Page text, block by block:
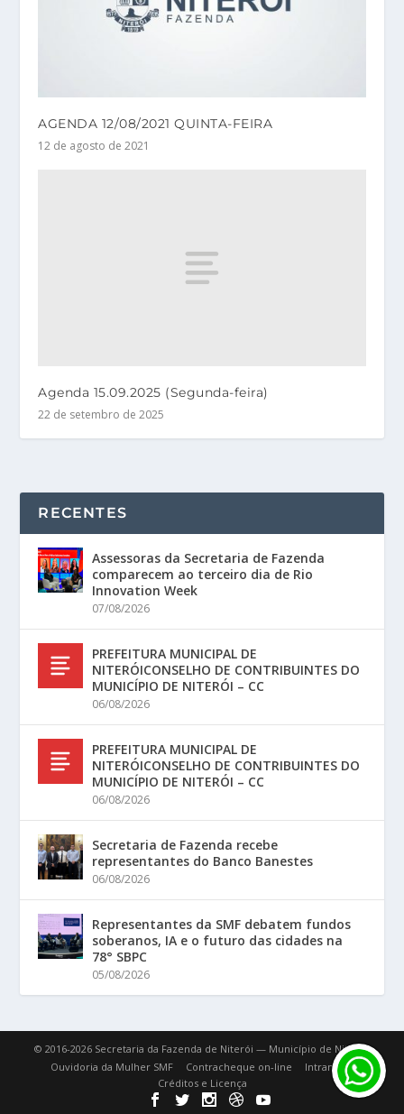
AGENDA 12/08/2021 QUINTA-FEIRA
12 de agosto de 2021
Agenda 15.09.2025 (Segunda-feira)
22 de setembro de 2025
RECENTES
Assessoras da Secretaria de Fazenda
comparecem ao terceiro dia de Rio
Innovation Week
07/08/2026
PREFEITURA MUNICIPAL DE
NITERÓICONSELHO DE CONTRIBUINTES DO
MUNICÍPIO DE NITERÓI – CC
06/08/2026
PREFEITURA MUNICIPAL DE
NITERÓICONSELHO DE CONTRIBUINTES DO
MUNICÍPIO DE NITERÓI – CC
06/08/2026
Secretaria de Fazenda recebe
representantes do Banco Banestes
06/08/2026
Representantes da SMF debatem fundos
soberanos, IA e o futuro das cidades na
78° SBPC
05/08/2026
© 2016-2026 Secretaria da Fazenda de Niterói — Município de Niterói.
Ouvidoria da Mulher SMF
Contracheque on-line
Intranet
Créditos e Licença